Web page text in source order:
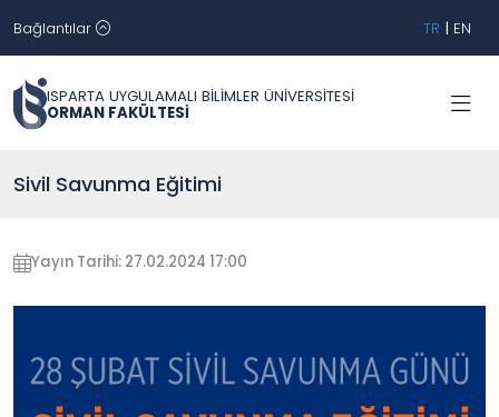
Bağlantılar TR | EN
ISPARTA UYGULAMALI BİLİMLER ÜNİVERSİTESİ
ORMAN FAKÜLTESİ
Sivil Savunma Eğitimi
Yayın Tarihi: 27.02.2024 17:00